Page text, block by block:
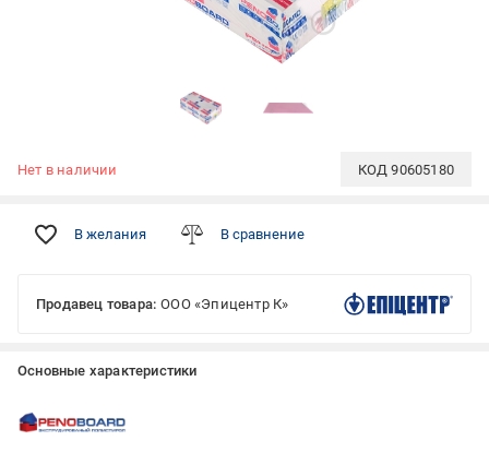
Нет в наличии КОД90605180
В желания В сравнение
Продавец товара: ООО «Эпицентр К»
Основные характеристики